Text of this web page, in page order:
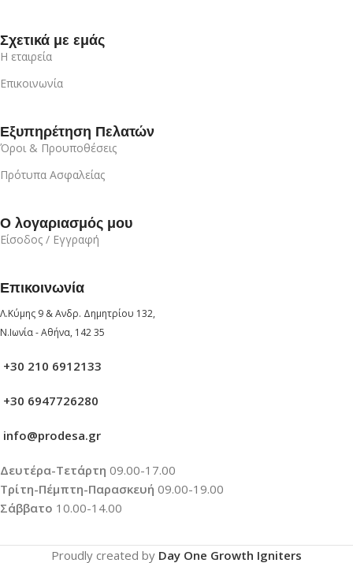
Σχετικά με εμάς
Η εταιρεία
Επικοινωνία
Εξυπηρέτηση Πελατών
Όροι & Προυποθέσεις
Πρότυπα Ασφαλείας
Ο λογαριασμός μου
Είσοδος / Εγγραφή
Επικοινωνία
Λ.Κύμης 9 & Ανδρ. Δημητρίου 132,
Ν.Ιωνία - Αθήνα, 142 35
+30 210 6912133
+30 6947726280
info@prodesa.gr
Δευτέρα-Τετάρτη 09.00-17.00
Τρίτη-Πέμπτη-Παρασκευή 09.00-19.00
Σάββατο 10.00-14.00
Proudly created by Day One Growth Igniters